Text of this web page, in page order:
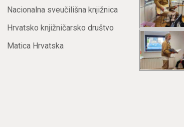
Nacionalna sveučilišna knjižnica
Hrvatsko knjižničarsko društvo
Matica Hrvatska